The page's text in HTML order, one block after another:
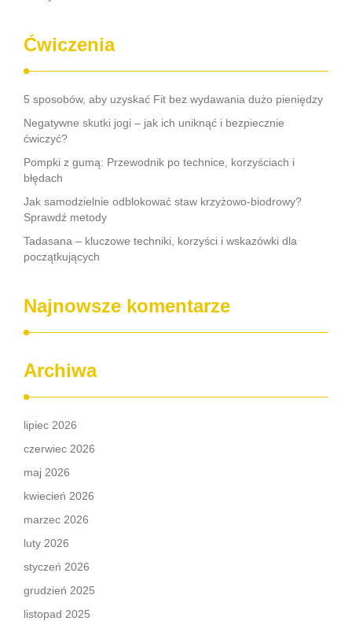
Ćwiczenia
5 sposobów, aby uzyskać Fit bez wydawania dużo pieniędzy
Negatywne skutki jogi – jak ich uniknąć i bezpiecznie
ćwiczyć?
Pompki z gumą: Przewodnik po technice, korzyściach i
błędach
Jak samodzielnie odblokować staw krzyżowo-biodrowy?
Sprawdź metody
Tadasana – kluczowe techniki, korzyści i wskazówki dla
początkujących
Najnowsze komentarze
Archiwa
lipiec 2026
czerwiec 2026
maj 2026
kwiecień 2026
marzec 2026
luty 2026
styczeń 2026
grudzień 2025
listopad 2025